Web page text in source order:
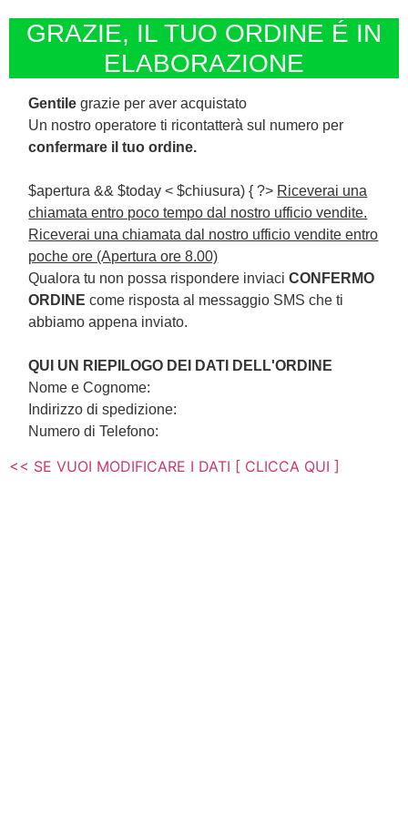
GRAZIE, IL TUO ORDINE É IN
ELABORAZIONE
Gentilegrazie per aver acquistato
Un nostro operatore ti ricontatterà sul numero per
confermare il tuo ordine.
$apertura && $today < $chiusura) { ?> Riceverai una
chiamata entro poco tempo dal nostro ufficio vendite.
Riceverai una chiamata dal nostro ufficio vendite entro
poche ore (Apertura ore 8.00)
Qualora tu non possa rispondere inviaciCONFERMO
ORDINE come risposta al messaggio SMS che ti
abbiamo appena inviato.
QUI UN RIEPILOGO DEI DATI DELL'ORDINE
Nome e Cognome:
Indirizzo di spedizione:
Numero di Telefono:
<< SE VUOI MODIFICARE I DATI [ CLICCA QUI ]